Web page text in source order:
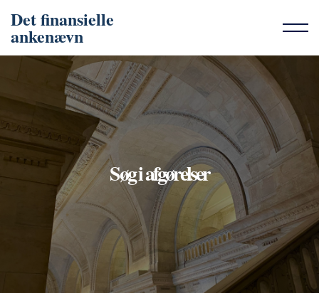
Det finansielle
ankenævn
Søg i afgørelser